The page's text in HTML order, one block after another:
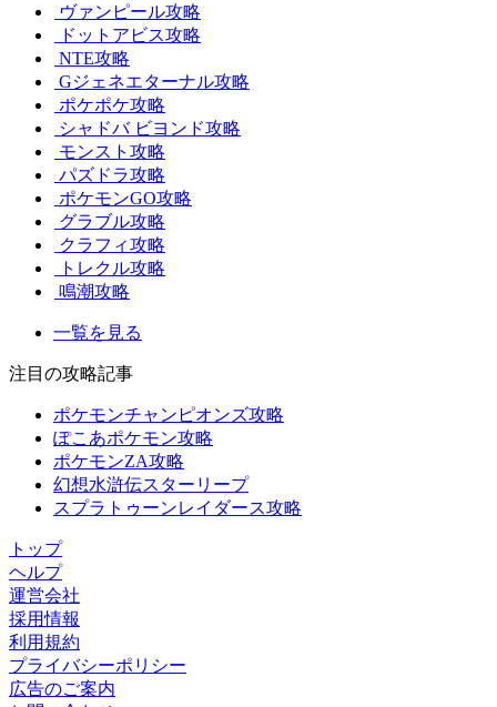
ヴァンピール攻略
ドットアビス攻略
NTE攻略
Gジェネエターナル攻略
ポケポケ攻略
シャドバ ビヨンド攻略
モンスト攻略
パズドラ攻略
ポケモンGO攻略
グラブル攻略
クラフィ攻略
トレクル攻略
鳴潮攻略
一覧を見る
注目の攻略記事
ポケモンチャンピオンズ攻略
ぽこあポケモン攻略
ポケモンZA攻略
幻想水滸伝スターリープ
スプラトゥーンレイダース攻略
トップ
ヘルプ
運営会社
採用情報
利用規約
プライバシーポリシー
広告のご案内